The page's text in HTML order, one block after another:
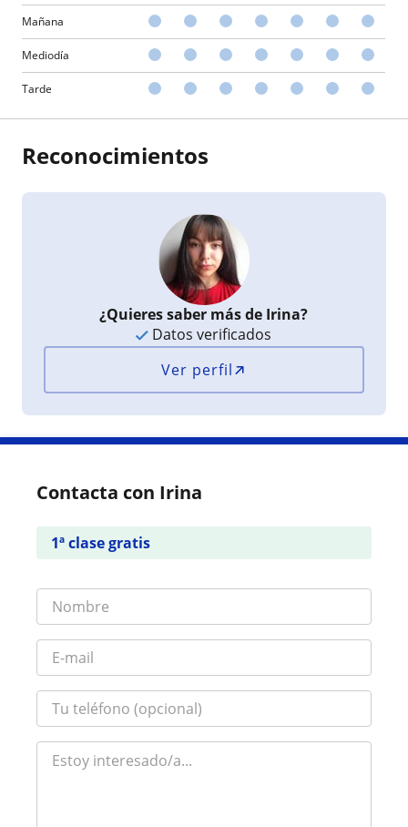
Mañana
Mediodía
Tarde
Reconocimientos
¿Quieres saber más de Irina?
Datos verificados
Ver perfil
Contacta con Irina
1ª clase gratis